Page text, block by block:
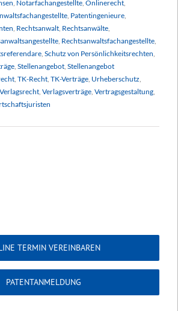
Notarfachangestellte Onlinerecht
Patentingenieure
Rechtsanwalt Rechtsanwälte
Rechtsanwaltsfachangestellte
Schutz von Persönlichkeitsrechten
Stellenangebot Stellenangebot
TK-Recht TK-Verträge Urheberschutz
Verlagsrecht Verlagsverträge Vertragsgestaltung
TERMIN VEREINBAREN
PATENTANMELDUNG